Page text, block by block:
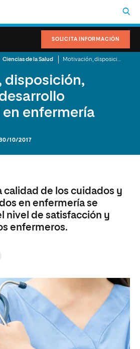
SOLICITA INFORMACIÓN
Ciencias de la Salud
disposición,
enfermería
10/2017
calidad de los cuidados y
en enfermería se
nivel de satisfacción y
enfermeros.